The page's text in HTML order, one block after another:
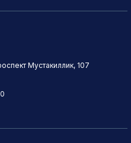
Мустакиллик, 107